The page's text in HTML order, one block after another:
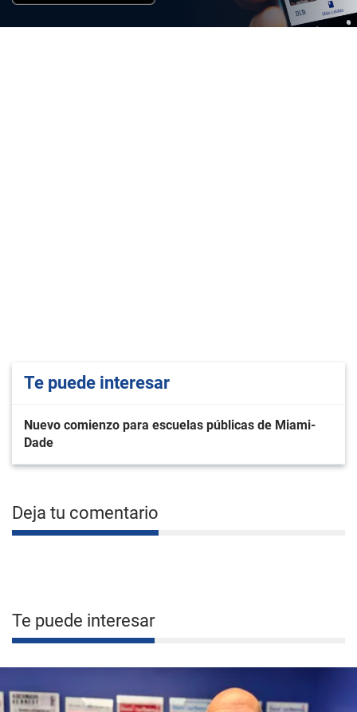
Te puede interesar
Nuevo comienzo para escuelas públicas de Miami-
Dade
Deja tu comentario
Te puede interesar